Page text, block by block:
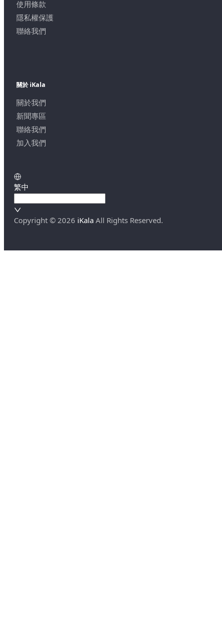
使用條款
隱私權保護
聯絡我們
關於 iKala
關於我們
新聞專區
聯絡我們
加入我們
繁中
Copyright © 2026 iKala All Rights Reserved.